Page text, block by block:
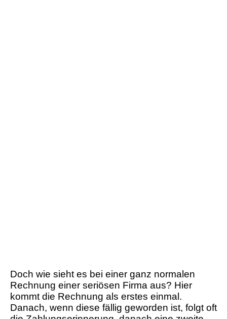
Doch wie sieht es bei einer ganz normalen
Rechnung einer seriösen Firma aus? Hier
kommt die Rechnung als erstes einmal.
Danach, wenn diese fällig geworden ist, folgt oft